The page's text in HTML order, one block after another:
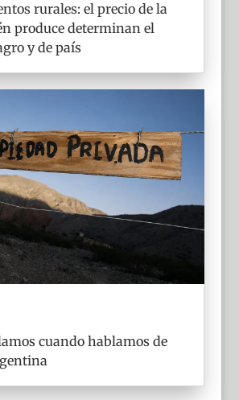
rurales: el precio de la
produce determinan el
y de país
cuando hablamos de